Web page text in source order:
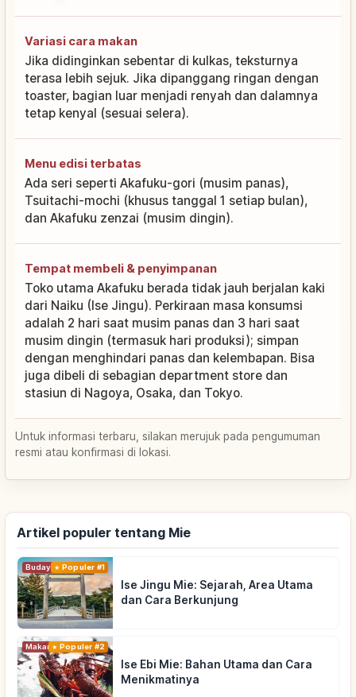
Variasi cara makan
Jika didinginkan sebentar di kulkas, teksturnya
terasa lebih sejuk. Jika dipanggang ringan dengan
toaster, bagian luar menjadi renyah dan dalamnya
tetap kenyal (sesuai selera).
Menu edisi terbatas
Ada seri seperti Akafuku-gori (musim panas),
Tsuitachi-mochi (khusus tanggal 1 setiap bulan),
dan Akafuku zenzai (musim dingin).
Tempat membeli & penyimpanan
Toko utama Akafuku berada tidak jauh berjalan kaki
dari Naiku (Ise Jingu). Perkiraan masa konsumsi
adalah 2 hari saat musim panas dan 3 hari saat
musim dingin (termasuk hari produksi); simpan
dengan menghindari panas dan kelembapan. Bisa
juga dibeli di sebagian department store dan
stasiun di Nagoya, Osaka, dan Tokyo.
Untuk informasi terbaru, silakan merujuk pada pengumuman
resmi atau konfirmasi di lokasi.
Artikel populer tentang Mie
Budaya Tradisional
Populer #1
Ise Jingu Mie: Sejarah, Area Utama
dan Cara Berkunjung
MakananPopuler #2
Ise Ebi Mie: Bahan Utama dan Cara
Menikmatinya